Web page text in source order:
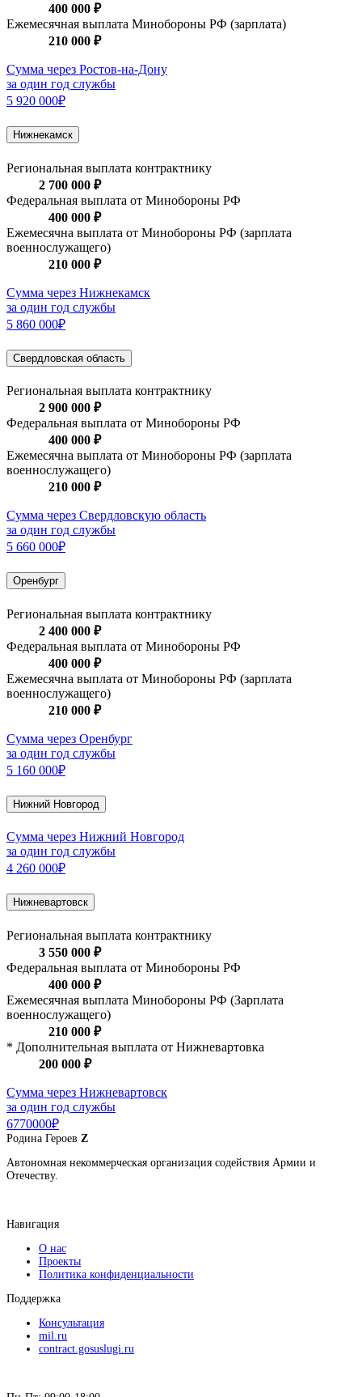
400 000 ₽
Ежемесячная выплата Минобороны РФ (зарплата)
210 000 ₽
Сумма через Ростов-на-Дону
за один год службы
5 920 000₽
Нижнекамск
Региональная выплата контрактнику
2 700 000 ₽
Федеральная выплата от Минобороны РФ
400 000 ₽
Ежемесячна выплата от Минобороны РФ (зарплата
военнослужащего)
210 000 ₽
Сумма через Нижнекамск
за один год службы
5 860 000₽
Свердловская область
Региональная выплата контрактнику
2 900 000 ₽
Федеральная выплата от Минобороны РФ
400 000 ₽
Ежемесячна выплата от Минобороны РФ (зарплата
военнослужащего)
210 000 ₽
Сумма через Свердловскую область
за один год службы
5 660 000₽
Оренбург
Региональная выплата контрактнику
2 400 000 ₽
Федеральная выплата от Минобороны РФ
400 000 ₽
Ежемесячна выплата от Минобороны РФ (зарплата
военнослужащего)
210 000 ₽
Сумма через Оренбург
за один год службы
5 160 000₽
Нижний Новгород
Сумма через Нижний Новгород
за один год службы
4 260 000₽
Нижневартовск
Региональная выплата контрактнику
3 550 000 ₽
Федеральная выплата от Минобороны РФ
400 000 ₽
Ежемесячная выплата Минобороны РФ (Зарплата
военнослужащего)
210 000 ₽
* Дополнительная выплата от Нижневартовка
200 000 ₽
Сумма через Нижневартовск
за один год службы
6770000₽
Родина Героев Z
Автономная некоммерческая организация содействия Армии и
Отечеству.
Навигация
О нас
Проекты
Политика конфиденциальности
Поддержка
Консультация
mil.ru
contract.gosuslugi.ru